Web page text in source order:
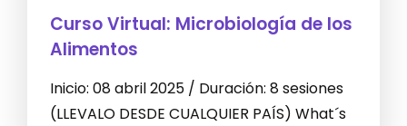
Curso Virtual: Microbiología de los
Alimentos
Inicio: 08 abril 2025 / Duración: 8 sesiones
(LLEVALO DESDE CUALQUIER PAÍS) What´s